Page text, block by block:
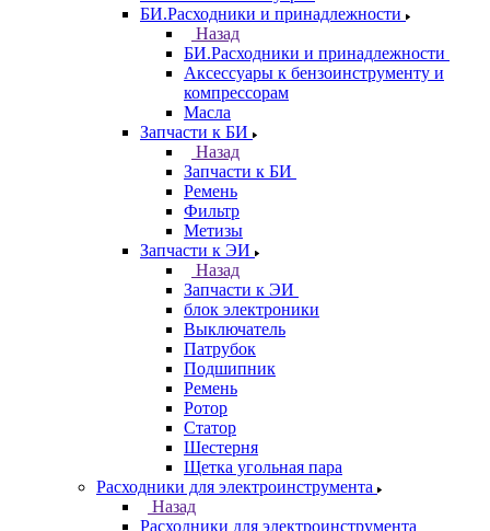
БИ.Расходники и принадлежности
Назад
БИ.Расходники и принадлежности
Аксессуары к бензоинструменту и
компрессорам
Масла
Запчасти к БИ
Назад
Запчасти к БИ
Ремень
Фильтр
Метизы
Запчасти к ЭИ
Назад
Запчасти к ЭИ
блок электроники
Выключатель
Патрубок
Подшипник
Ремень
Ротор
Статор
Шестерня
Щетка угольная пара
Расходники для электроинструмента
Назад
Расходники для электроинструмента